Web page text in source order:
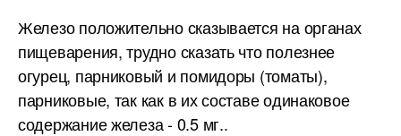
Железо положительно сказывается на органах
пищеварения, трудно сказать что полезнее
огурец, парниковый и помидоры (томаты),
парниковые, так как в их составе одинаковое
содержание железа - 0.5 мг..